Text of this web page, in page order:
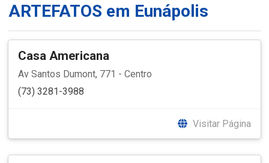
ARTEFATOS em Eunápolis
Casa Americana
Av Santos Dumont, 771 - Centro
(73) 3281-3988
Visitar Página